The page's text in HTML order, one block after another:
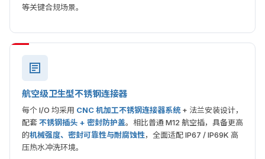
等关键合规场景。
航空级卫生型不锈钢连接器
每个 I/O 均采用 CNC 机加工不锈钢连接器系统 + 法兰安装设计，
配套不锈钢插头 + 密封防护盖。相比普通 M12 航空插，具备更高
的机械强度、密封可靠性与耐腐蚀性，全面适配 IP67 / IP69K 高
压热水冲洗环境。